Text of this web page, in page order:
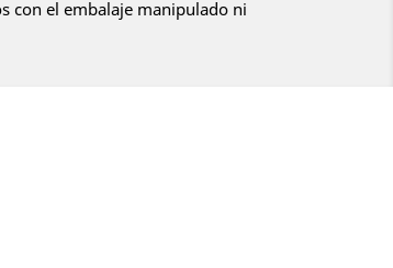
con el embalaje manipulado ni